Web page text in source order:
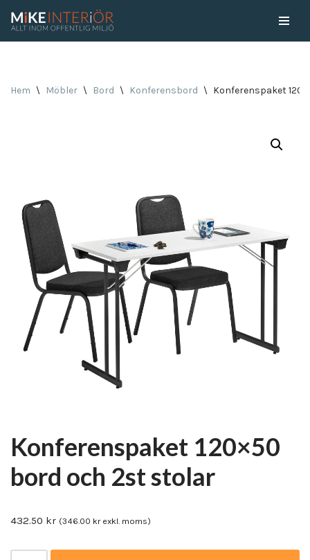
Hem \ Möbler \ Bord \ Konferensbord \ Konferenspaket
Konferenspaket 120×50
bord och 2st stolar
432.50 kr (346.00 krexkl. moms)